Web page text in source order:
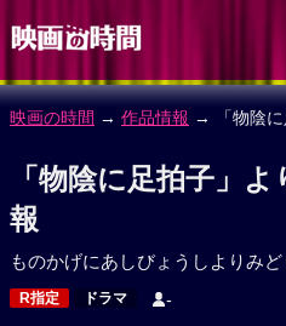
映画の時間 → 作品情報 → 「物陰に
「物陰に足拍子」
報
ものかげにあしびょうしよりみど
R指定 ドラマ -